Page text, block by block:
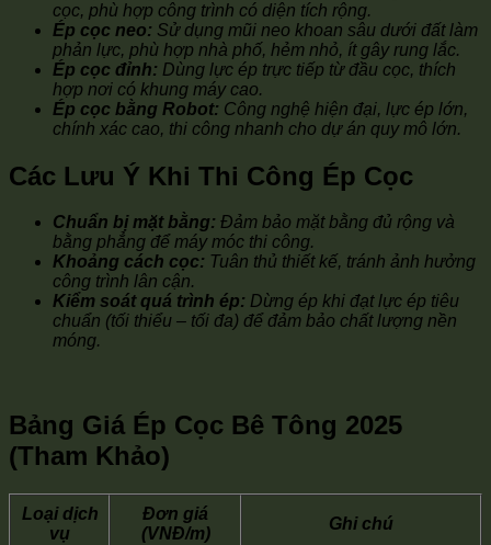
cọc, phù hợp công trình có diện tích rộng.
Ép cọc neo: Sử dụng mũi neo khoan sâu dưới đất làm
phản lực, phù hợp nhà phố, hẻm nhỏ, ít gây rung lắc.
Ép cọc đỉnh: Dùng lực ép trực tiếp từ đầu cọc, thích
hợp nơi có khung máy cao.
Ép cọc bằng Robot: Công nghệ hiện đại, lực ép lớn,
chính xác cao, thi công nhanh cho dự án quy mô lớn.
Các Lưu Ý Khi Thi Công Ép Cọc
Chuẩn bị mặt bằng: Đảm bảo mặt bằng đủ rộng và
bằng phẳng để máy móc thi công.
Khoảng cách cọc: Tuân thủ thiết kế, tránh ảnh hưởng
công trình lân cận.
Kiểm soát quá trình ép: Dừng ép khi đạt lực ép tiêu
chuẩn (tối thiểu – tối đa) để đảm bảo chất lượng nền
móng.
Bảng Giá Ép Cọc Bê Tông 2025
(Tham Khảo)
Loại dịch
vụ
Đơn giá
(VNĐ/m)
Ghi chú